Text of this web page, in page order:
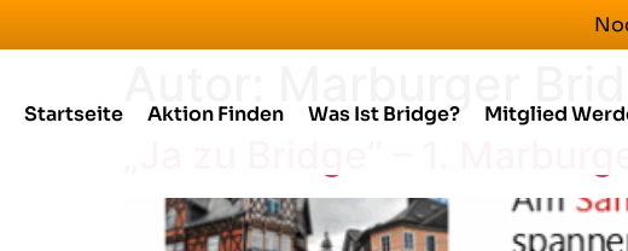
Startseite Aktion Finden Was Ist Bridge? Mitglied
Marburger
„Ja zu Bridge“ – 1.